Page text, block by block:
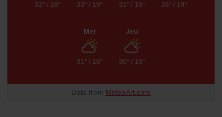
32° / 18° 33° / 19° 31° / 18° 26° / 19°
Mer
31° / 18°
Jeu
30° / 18°
Data from MeteoArt.com